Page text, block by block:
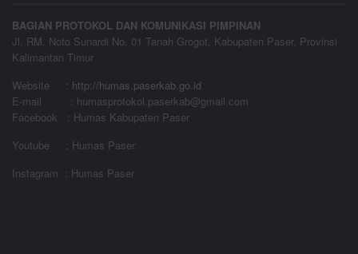
BAGIAN PROTOKOL DAN KOMUNIKASI PIMPINAN
Jl. RM. Noto Sunardi No. 01 Tanah Grogot, Kabupaten Paser, Provinsi
Kalimantan Timur
Website
: http://humas.paserkab.go.id
E-mail : humasprotokol.paserkab@gmail.com
Facebook : Humas Kabupaten Paser
Youtube : Humas Paser
Instagram : Humas Paser